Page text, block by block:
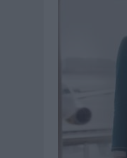
MONEDA”
04/08/2026 |